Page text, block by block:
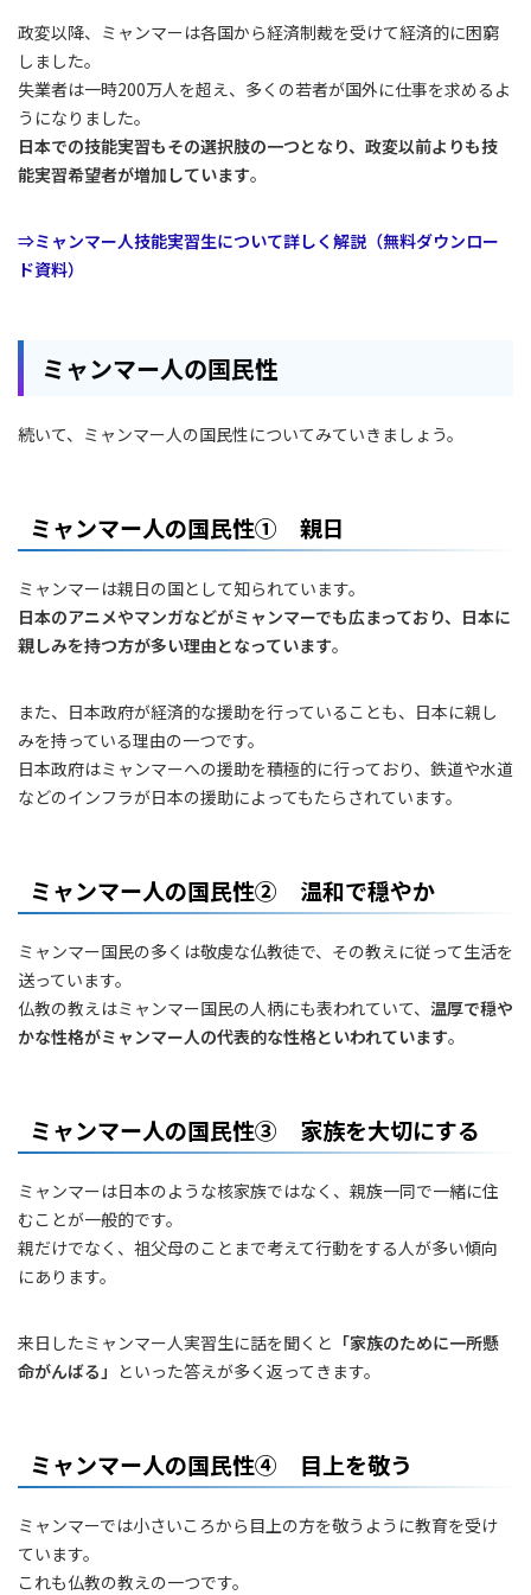
政変以降、ミャンマーは各国から経済制裁を受けて経済的に困窮
しました。
失業者は一時200万人を超え、多くの若者が国外に仕事を求めるよ
うになりました。
日本での技能実習もその選択肢の一つとなり、政変以前よりも技
能実習希望者が増加しています。
⇒ミャンマー人技能実習生について詳しく解説（無料ダウンロー
ド資料）
ミャンマー人の国民性
続いて、ミャンマー人の国民性についてみていきましょう。
ミャンマー人の国民性① 親日
ミャンマーは親日の国として知られています。
日本のアニメやマンガなどがミャンマーでも広まっており、日本に
親しみを持つ方が多い理由となっています。
また、日本政府が経済的な援助を行っていることも、日本に親し
みを持っている理由の一つです。
日本政府はミャンマーへの援助を積極的に行っており、鉄道や水道
などのインフラが日本の援助によってもたらされています。
ミャンマー人の国民性② 温和で穏やか
ミャンマー国民の多くは敬虔な仏教徒で、その教えに従って生活を
送っています。
仏教の教えはミャンマー国民の人柄にも表われていて、 温厚で穏や
かな性格がミャンマー人の代表的な性格といわれています。
ミャンマー人の国民性③ 家族を大切にする
ミャンマーは日本のような核家族ではなく、親族一同で一緒に住
むことが一般的です。
親だけでなく、祖父母のことまで考えて行動をする人が多い傾向
にあります。
来日したミャンマー人実習生に話を聞くと 「家族のために一所懸
命がんばる」 といった答えが多く返ってきます。
ミャンマー人の国民性④ 目上を敬う
ミャンマーでは小さいころから目上の方を敬うように教育を受け
ています。
これも仏教の教えの一つです。